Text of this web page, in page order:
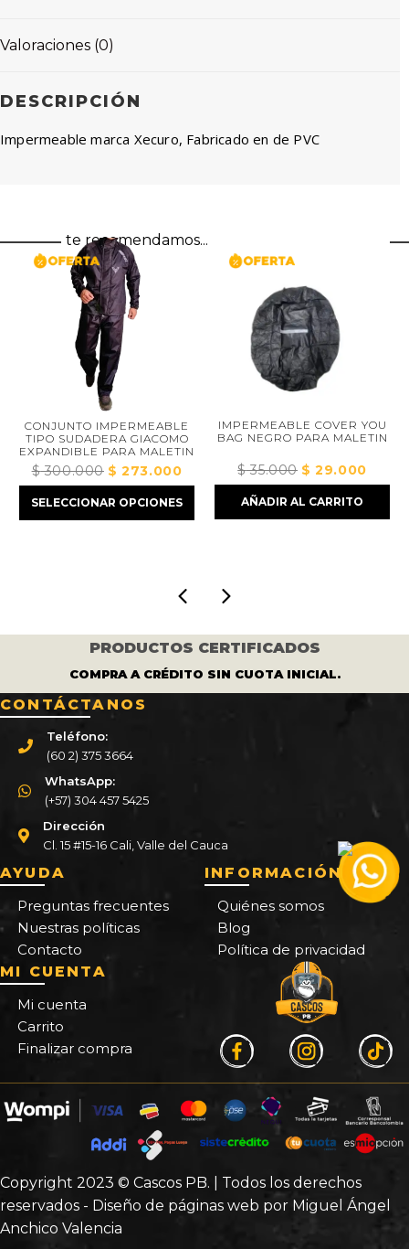
Valoraciones (0)
DESCRIPCIÓN
Impermeable marca Xecuro, Fabricado en de PVC
te recomendamos...
CONJUNTO IMPERMEABLE
TIPO SUDADERA GIACOMO
EXPANDIBLE PARA MALETIN
300.000El
precio
original
$273.000El
precio
actual
SELECCIONAR OPCIONES
IMPERMEABLE COVER YOU
BAG NEGRO PARA MALETIN
35.000El
precio
original
$29.000El
precio
actual
AÑADIR AL CARRITO
PRODUCTOS CERTIFICADOS
COMPRA A CRÉDITO SIN CUOTA INICIAL.
CONTÁCTANOS
Teléfono:
(60 2) 375 3664
WhatsApp:
(+57) 304 457 5425
Dirección
Cl. 15 #15-16 Cali, Valle del Cauca
AYUDA
Preguntas frecuentes
Nuestras políticas
Contacto
INFORMACIÓN
Quiénes somos
Blog
Política de privacidad
MI CUENTA
Mi cuenta
Carrito
Finalizar compra
Copyright 2023 © Cascos PB. | Todos los derechos
reservados - Diseño de páginas web por Miguel Ángel
Anchico Valencia